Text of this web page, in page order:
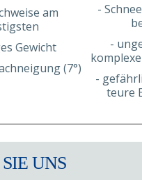
am
Gewicht
(7°)
-
-
-
teure
UNS